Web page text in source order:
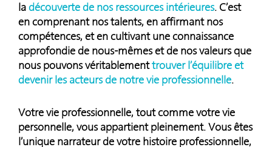
la découverte de nos ressources intérieures. C’est
en comprenant nos talents, en affirmant nos
compétences, et en cultivant une connaissance
approfondie de nous-mêmes et de nos valeurs que
nous pouvons véritablementtrouver l’équilibre et
devenir les acteurs de notre vie professionnelle.
Votre vie professionnelle, tout comme votre vie
personnelle, vous appartient pleinement. Vous êtes
l’unique narrateur de votre histoire professionnelle,